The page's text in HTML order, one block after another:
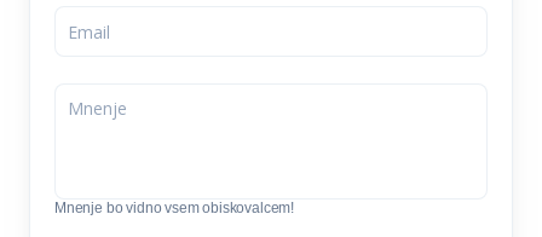
Mnenje bo vidno vsem obiskovalcem!